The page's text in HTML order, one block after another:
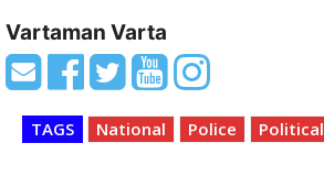
Vartaman Varta
TAGS National Police Political